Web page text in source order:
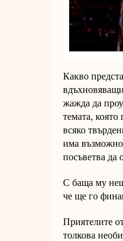
Какво
жажда да
темата,
всяко
има
посъветва да
С баща му
че ще го
Приятелите
толкова